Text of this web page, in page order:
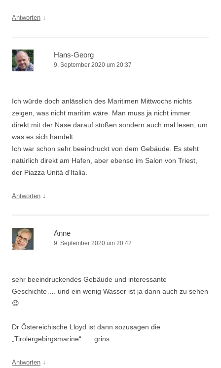
Antworten ↓
Hans-Georg
9. September 2020 um 20:37
Ich würde doch anlässlich des Maritimen Mittwochs nichts
zeigen, was nicht maritim wäre. Man muss ja nicht immer
direkt mit der Nase darauf stoßen sondern auch mal lesen, um
was es sich handelt.
Ich war schon sehr beeindruckt von dem Gebäude. Es steht
natürlich direkt am Hafen, aber ebenso im Salon von Triest,
der Piazza Unità d’Italia.
Antworten ↓
Anne
9. September 2020 um 20:42
sehr beeindruckendes Gebäude und interessante
Geschichte…. und ein wenig Wasser ist ja dann auch zu sehen
😉
Dr Östereichische Lloyd ist dann sozusagen die
„Tirolergebirgsmarine“ …. grins
Antworten ↓